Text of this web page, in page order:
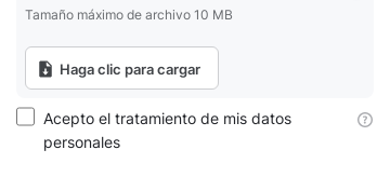
Tamaño máximo de archivo 10 MB
Haga clic para cargar
Acepto el tratamiento de mis datos
personales